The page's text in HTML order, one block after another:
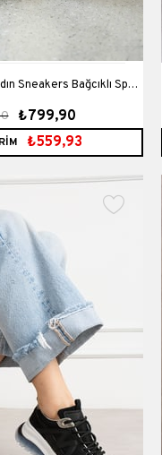
Bağcıklı Spor
Siyah Deri
₺799,90
₺559,93